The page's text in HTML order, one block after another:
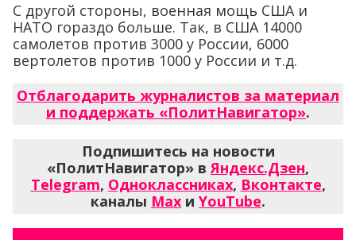
С другой стороны, военная мощь США и
НАТО гораздо больше. Так, в США 14000
самолетов против 3000 у России, 6000
вертолетов против 1000 у России и т.д.
Отблагодарить журналистов за материал
и поддержать «ПолитНавигатор».
Подпишитесь на новости
«ПолитНавигатор» вЯндекс.Дзен,
Telegram, Одноклассниках, Вконтакте,
каналы Max и YouTube.